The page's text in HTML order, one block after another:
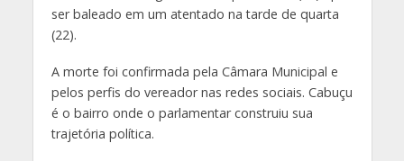
ser baleado em um atentado na tarde de quarta
(22).
A morte foi confirmada pela Câmara Municipal e
pelos perfis do vereador nas redes sociais. Cabuçu
é o bairro onde o parlamentar construiu sua
trajetória política.